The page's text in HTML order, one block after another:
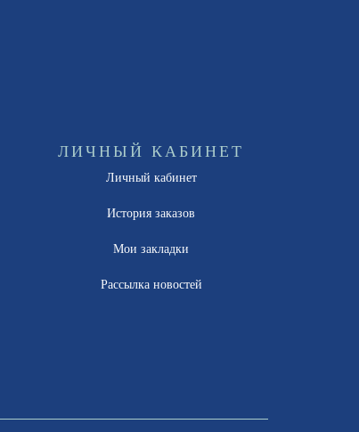
ЛИЧНЫЙ КАБИНЕТ
Личный кабинет
История заказов
Мои закладки
Рассылка новостей